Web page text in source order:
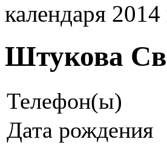
календаря 2014
Штукова
Телефон(ы)
Дата рождения